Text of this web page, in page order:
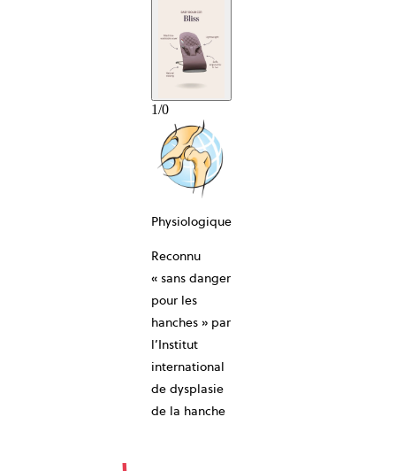
1/0
Physiologique
Reconnu
« sans danger
pour les
hanches » par
l’Institut
international
de dysplasie
de la hanche
10-AN